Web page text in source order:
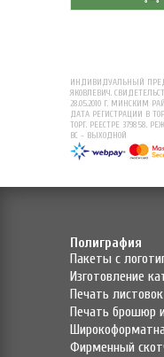
ИНДИВИДУАЛЬНЫЙ
ЯКОВЛЕВИЧ.
28.05.2010 Г. МИНСКИМ
ДАТА РЕГИСТРАЦИИ В
ТОРГ. РЕЕСТРЕ 379858.
ВС - ВЫХОДНОЙ
Полиграфия
Пакеты с
Изготовление
Печать листовок
Печать брошюр
Фирменный